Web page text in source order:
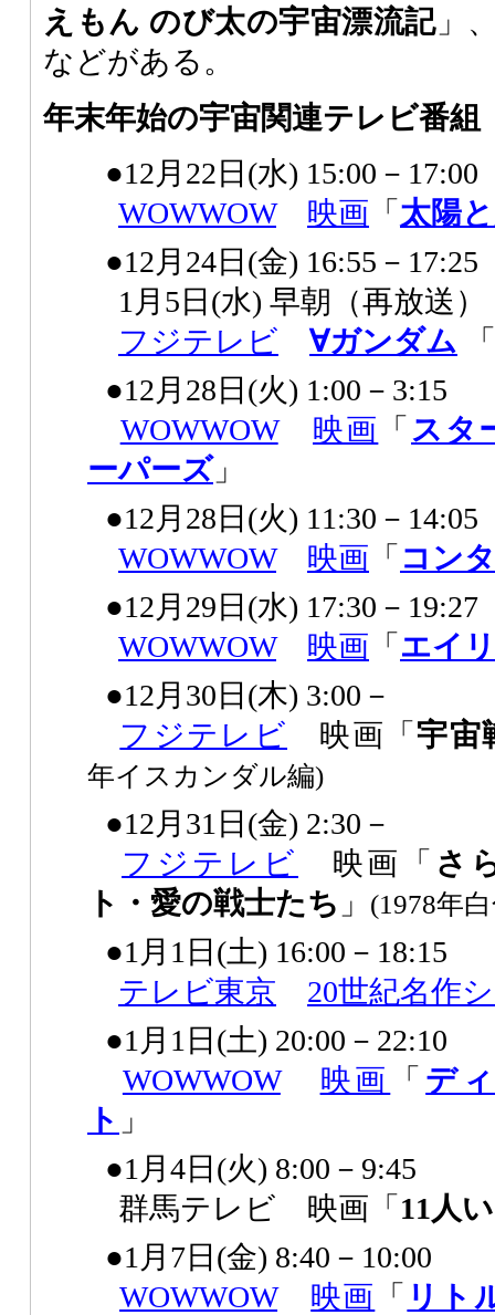
えもん のび太の宇宙漂流記」
などがある。
年末年始の宇宙関連テレビ番組
●12月22日(水) 15:00－17:00
WOWWOW
映画 「 太陽
●12月24日(金) 16:55－17:25
1月5日(水) 早朝（再放送）
フジテレビ
∀ガンダム
●12月28日(火) 1:00－3:15
WOWWOW
映画 「 スタ
ーパーズ」
●12月28日(火) 11:30－14:05
WOWWOW
映画 「 コン
●12月29日(水) 17:30－19:27
WOWWOW
映画 「 エイ
●12月30日(木) 3:00－
フジテレビ 映画「宇宙
年イスカンダル編)
●12月31日(金) 2:30－
フジテレビ
映画「 さ
ト・愛の戦士たち 」 (1978年
●1月1日(土) 16:00－18:15
テレビ東京
20世紀名作
●1月1日(土) 20:00－22:10
WOWWOW
映画 「 デ
ト 」
●1月4日(火) 8:00－9:45
群馬テレビ 映画「 11人
●1月7日(金) 8:40－10:00
WOWWOW
映画 「 リト